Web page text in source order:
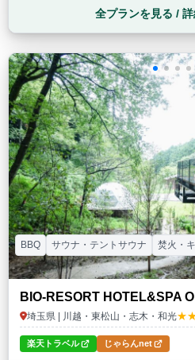
全プランを見る /
BIO-RESORT HOTEL&SPA
埼玉県 | 川越・東松山・志木・和光
BBQ サウナ・テントサウナ 焚火・
楽天トラベル じゃらんnet